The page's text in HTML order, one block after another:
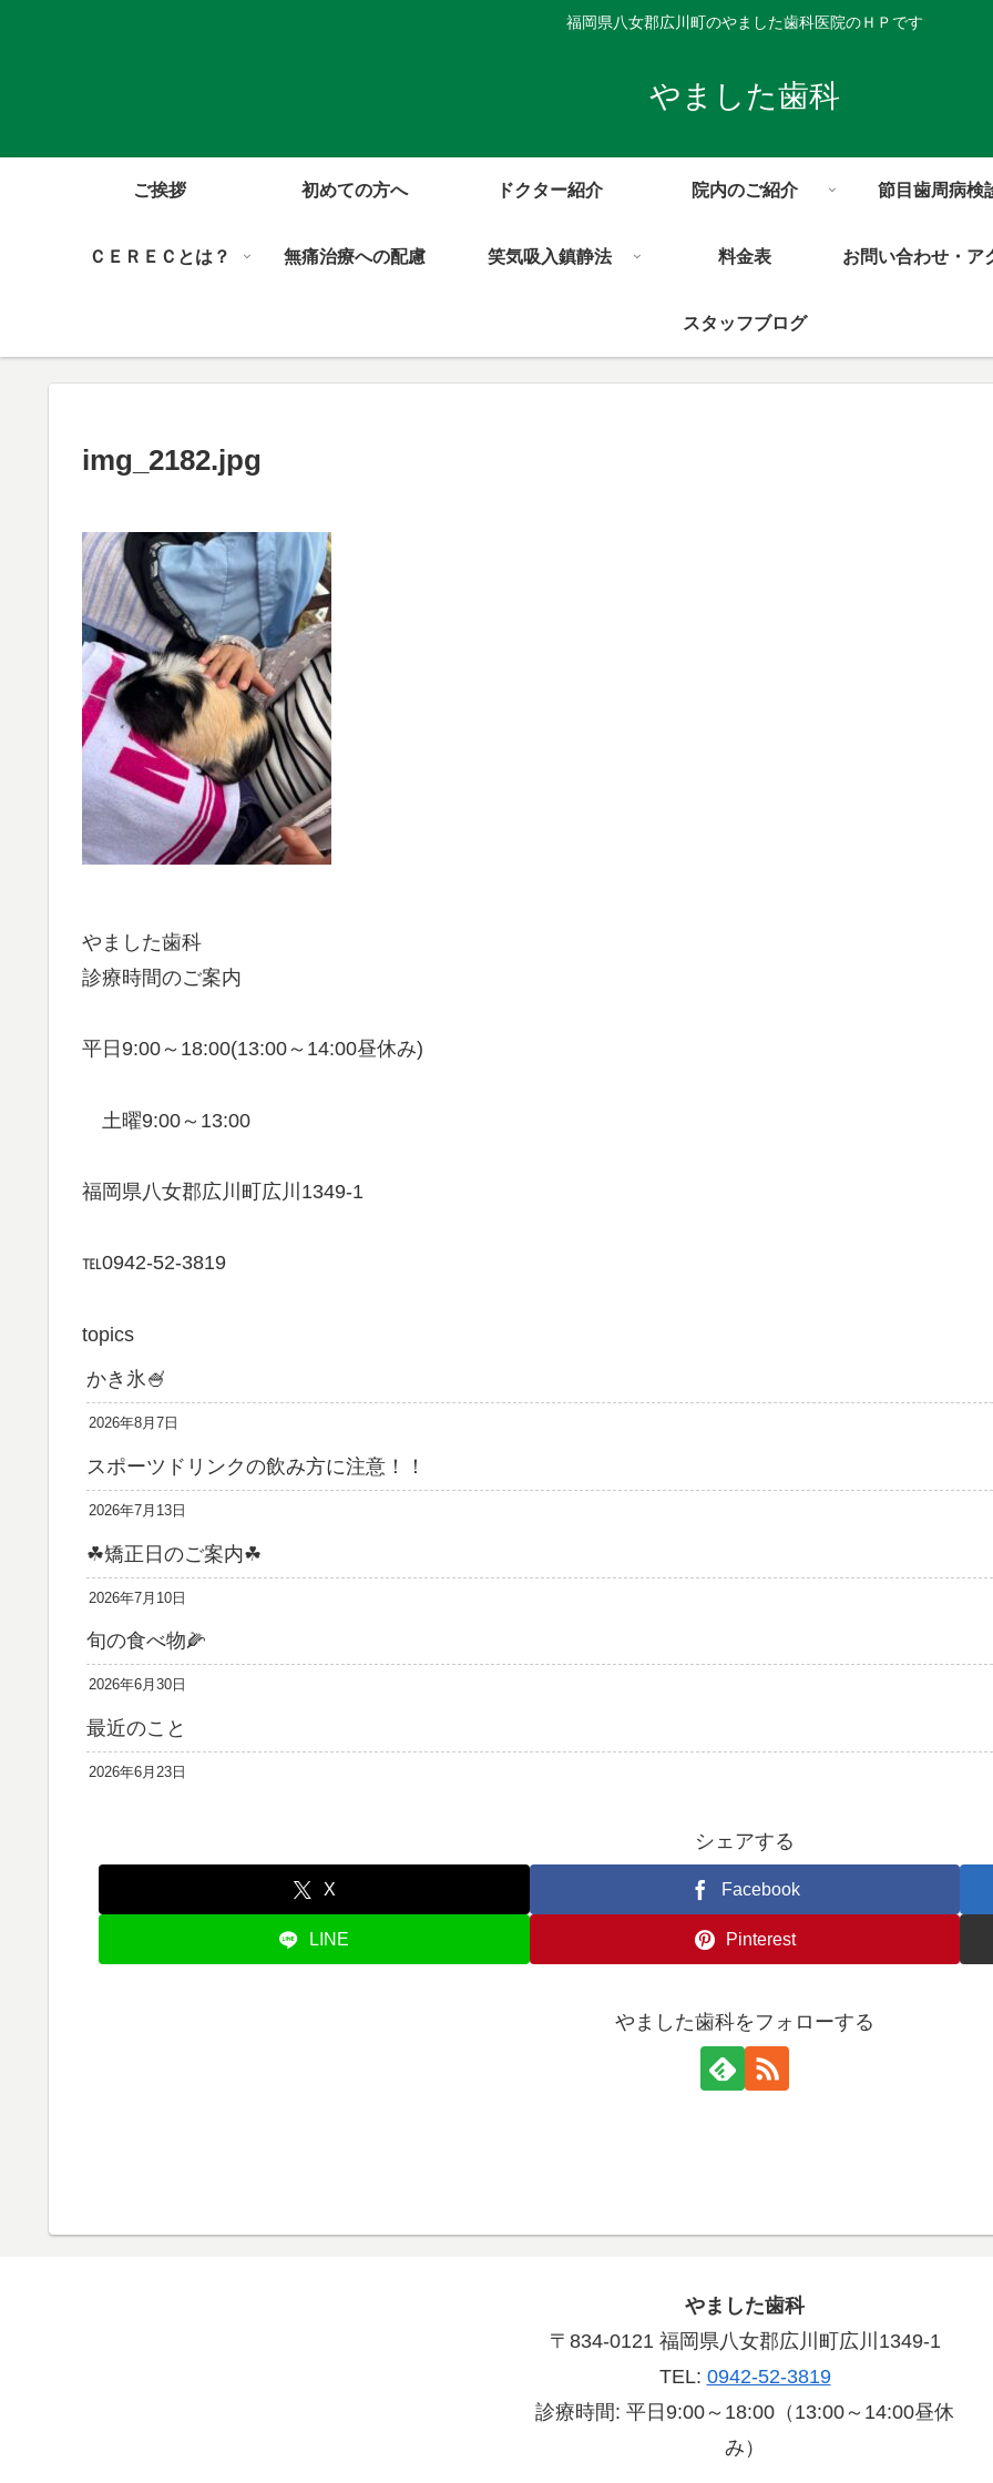
福岡県八女郡広川町のやました歯科医院のＨＰです
やました歯科
ご挨拶 初めての方へ ドクター紹介 院内のご紹介 節目歯周病検
ＣＥＲＥＣとは？ 無痛治療への配慮 笑気吸入鎮静法 料金表 お問い合わせ・ア
スタッフブログ
img_2182.jpg
やました歯科
診療時間のご案内
平日9:00～18:00(13:00～14:00昼休み)
土曜9:00～13:00
福岡県八女郡広川町広川1349-1
℡0942-52-3819
topics
かき氷🍧
2026年8月7日
スポーツドリンクの飲み方に注意！！
2026年7月13日
☘矯正日のご案内☘
2026年7月10日
旬の食べ物🌽
2026年6月30日
最近のこと
2026年6月23日
シェアする
X Facebook
LINE Pinterest
やました歯科をフォローする
やました歯科
〒834-0121 福岡県八女郡広川町広川1349-1
TEL: 0942-52-3819
診療時間: 平日9:00～18:00（13:00～14:00昼休
み）